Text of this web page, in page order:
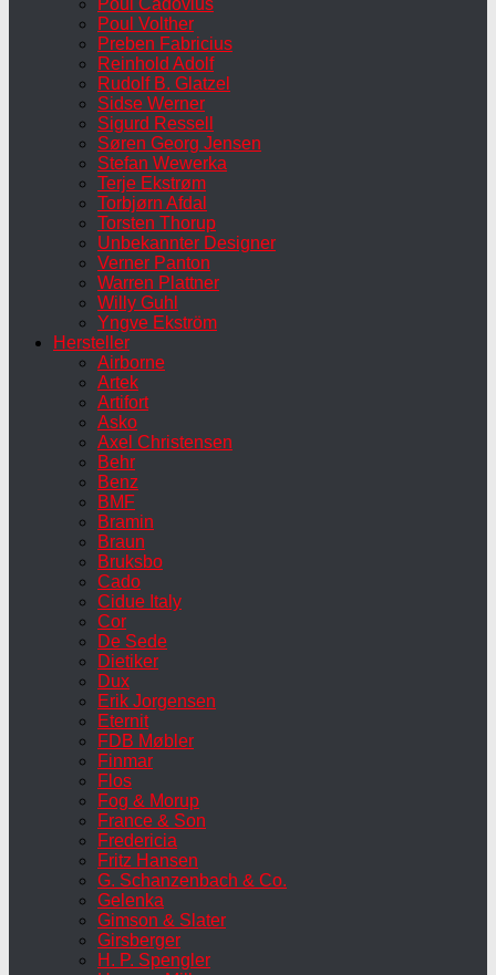
Poul Volther
Preben Fabricius
Reinhold Adolf
Rudolf B. Glatzel
Sidse Werner
Sigurd Ressell
Søren Georg Jensen
Stefan Wewerka
Terje Ekstrøm
Torbjørn Afdal
Torsten Thorup
Unbekannter Designer
Verner Panton
Warren Plattner
Willy Guhl
Yngve Ekström
Hersteller
Airborne
Artek
Artifort
Asko
Axel Christensen
Behr
Benz
BMF
Bramin
Braun
Bruksbo
Cado
Cidue Italy
Cor
De Sede
Dietiker
Dux
Erik Jorgensen
Eternit
FDB Møbler
Finmar
Flos
Fog & Morup
France & Son
Fredericia
Fritz Hansen
G. Schanzenbach & Co.
Gelenka
Gimson & Slater
Girsberger
H. P. Spengler